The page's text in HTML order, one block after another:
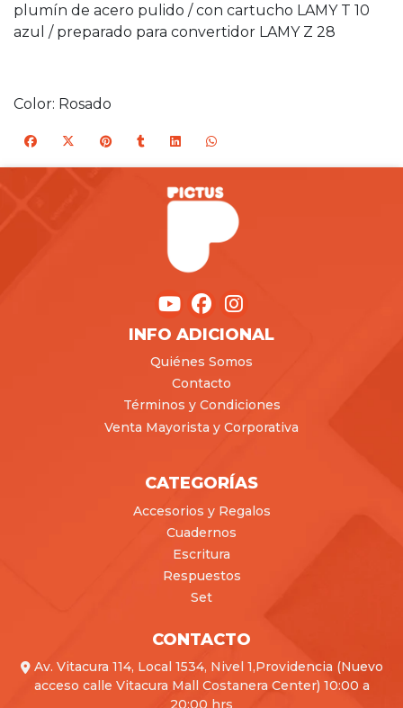
plumín de acero pulido / con cartucho LAMY T 10
azul / preparado para convertidor LAMY Z 28
Color: Rosado
INFO ADICIONAL
Quiénes Somos
Contacto
Términos y Condiciones
Venta Mayorista y Corporativa
CATEGORÍAS
Accesorios y Regalos
Cuadernos
Escritura
Respuestos
Set
CONTACTO
Av. Vitacura 114, Local 1534, Nivel 1,Providencia (Nuevo
acceso calle Vitacura Mall Costanera Center) 10:00 a